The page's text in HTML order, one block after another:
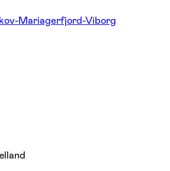
Mariagerfjord-Viborg